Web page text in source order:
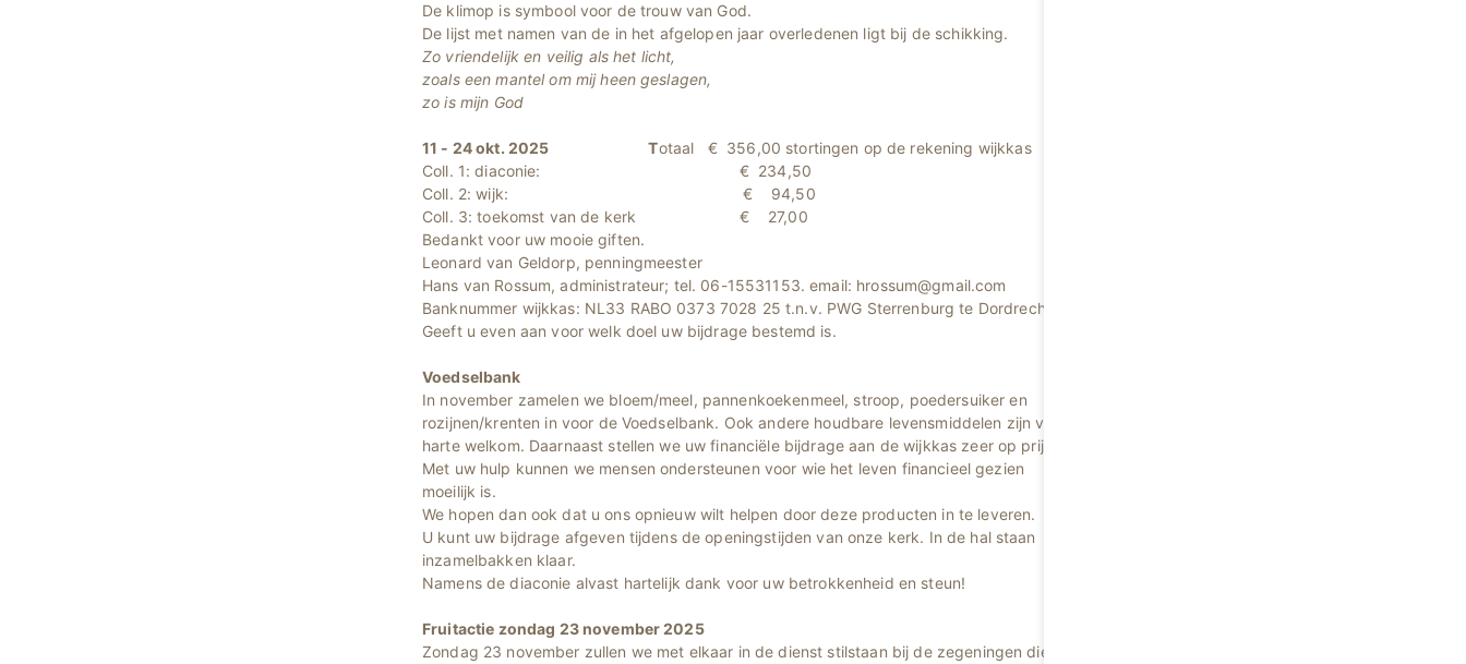
De klimop is symbool voor de trouw van God.
De lijst met namen van de in het afgelopen jaar overledenen ligt bij de schikking.
Zo vriendelijk en veilig als het licht,
zoals een mantel om mij heen geslagen,
zo is mijn God
11 - 24 okt. 2025 Totaal € 356,00 stortingen op de rekening wijkkas
Coll. 1: diaconie: € 234,50
Coll. 2: wijk: € 94,50
Coll. 3: toekomst van de kerk € 27,00
Bedankt voor uw mooie giften.
Leonard van Geldorp, penningmeester
Hans van Rossum, administrateur; tel. 06-15531153. email: hrossum@gmail.com
Banknummer wijkkas: NL33 RABO 0373 7028 25 t.n.v. PWG Sterrenburg te Dordrecht.
Geeft u even aan voor welk doel uw bijdrage bestemd is.
Voedselbank
In november zamelen we bloem/meel, pannenkoekenmeel, stroop, poedersuiker en
rozijnen/krenten in voor de Voedselbank. Ook andere houdbare levensmiddelen zijn van
harte welkom. Daarnaast stellen we uw financiële bijdrage aan de wijkkas zeer op prijs.
Met uw hulp kunnen we mensen ondersteunen voor wie het leven financieel gezien
moeilijk is.
We hopen dan ook dat u ons opnieuw wilt helpen door deze producten in te leveren.
U kunt uw bijdrage afgeven tijdens de openingstijden van onze kerk. In de hal staan
inzamelbakken klaar.
Namens de diaconie alvast hartelijk dank voor uw betrokkenheid en steun!
Fruitactie zondag 23 november 2025
Zondag 23 november zullen we met elkaar in de dienst stilstaan bij de zegeningen die we